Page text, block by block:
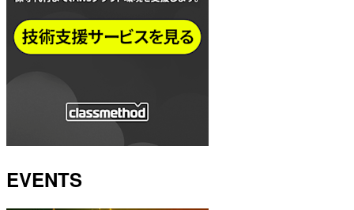
EVENTS